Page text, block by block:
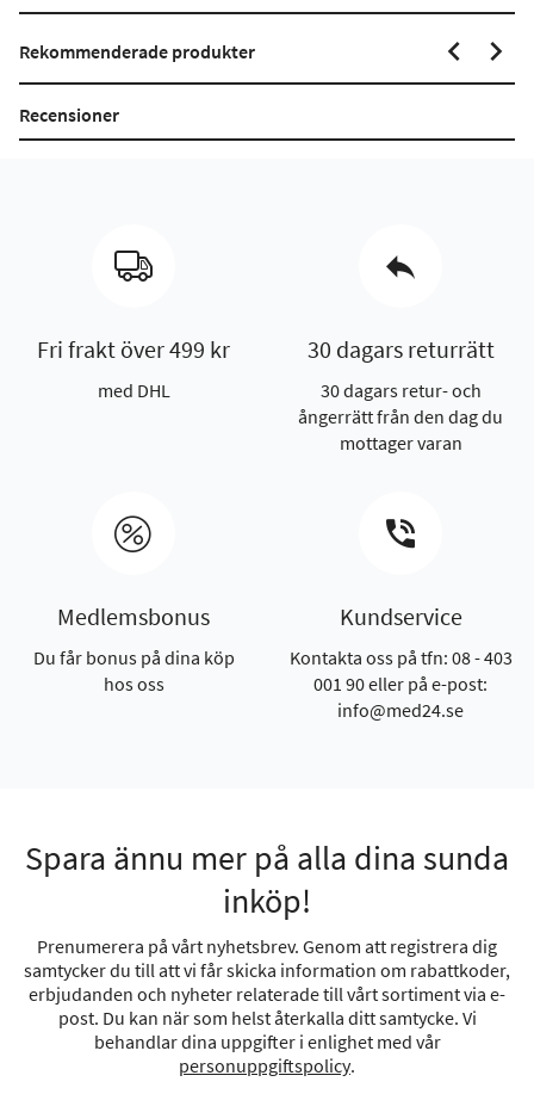
Rekommenderade produkter
Recensioner
Fri frakt över 499 kr
med DHL
30 dagars returrätt
30 dagars retur- och
ångerrätt från den dag du
mottager varan
Medlemsbonus
Du får bonus på dina köp
hos oss
Kundservice
Kontakta oss på tfn: 08 - 403
001 90 eller på e-post:
info@med24.se
Spara ännu mer på alla dina sunda
inköp!
Prenumerera på vårt nyhetsbrev. Genom att registrera dig
samtycker du till att vi får skicka information om rabattkoder,
erbjudanden och nyheter relaterade till vårt sortiment via e-
post. Du kan när som helst återkalla ditt samtycke. Vi
behandlar dina uppgifter i enlighet med vår
personuppgiftspolicy.